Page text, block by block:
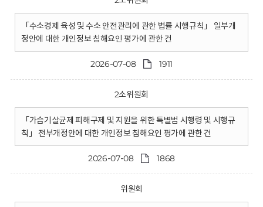
「수소경제 육성 및 수소 안전관리에 관한 법률 시행규칙」 일부개
정안에 대한 개인정보 침해요인 평가에 관한 건
2026-07-08 1911
2소위원회
「가습기살균제 피해구제 및 지원을 위한 특별법 시행령 및 시행규
칙」 전부개정안에 대한 개인정보 침해요인 평가에 관한 건
2026-07-08 1868
위원회